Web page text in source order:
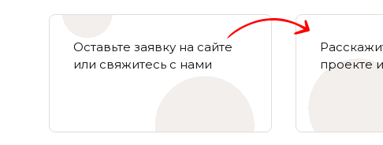
Оставьте заявку на сайте
или свяжитесь с нами
проекте